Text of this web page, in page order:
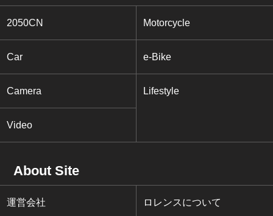
2050CN Motorcycle
Car e-Bike
Camera Lifestyle
Video
About Site
運営会社 ロレンスについて